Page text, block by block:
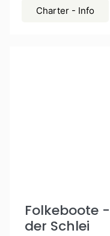
Charter - Info
Folkeboote
der Schlei